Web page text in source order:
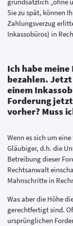
Sie zu spät, können
Zahlungsverzug
Inkassobüros) in
Ich habe meine
bezahlen.
einem
Forderung
vorher? Muss
Wenn es sich um
Gläubiger, d.h. die
Betreibung dieser
Rechtsanwalt
Mahnschritte in
Was aber die Höhe
gerechtfertigt sind.
ursprünglichen